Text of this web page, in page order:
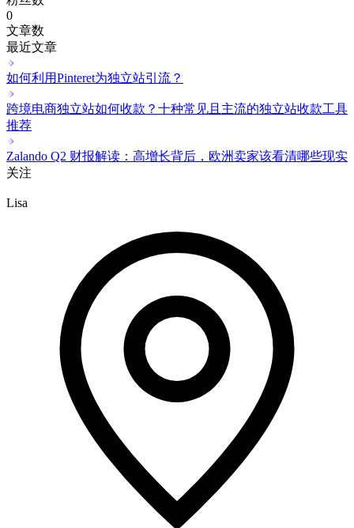
Shopee越南8月11日NFC资质新规！本土卖家合规避坑指南